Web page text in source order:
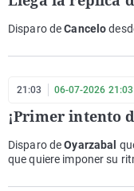
Disparo deCancelo
21:03 06-07-2026 21:03
¡Primer intento
Disparo deOyarzabal
que quiere imponer su